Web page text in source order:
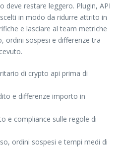
deve restare leggero. Plugin, API
in modo da ridurre attrito in
e lasciare al team metriche
ordini sospesi e differenze tra
di crypto api prima di
e differenze importo in
e compliance sulle regole di
ordini sospesi e tempi medi di